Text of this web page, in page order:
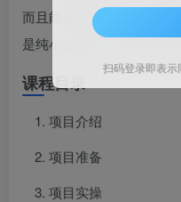
而且能够生成几分钟的原
是纯小白也可以做出质量
课程目录
项目介绍
项目准备
项目实操
扫码登录即表示